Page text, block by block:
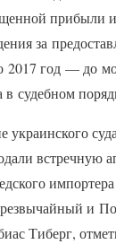
прибыли
за
2017 год — до
в судебном
украинского
встречную
импортера
и
Тиберг,